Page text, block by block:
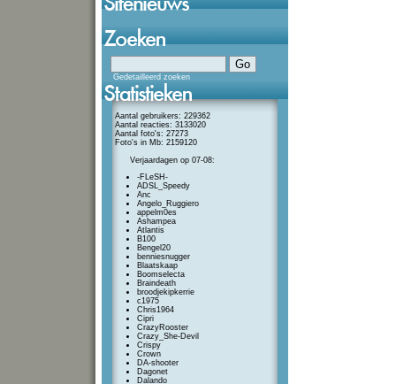
Gedetailleerd zoeken
Aantal gebruikers: 229362
Aantal reacties: 3133020
Aantal foto's: 27273
Foto's in Mb: 2159120
Verjaardagen op 07-08:
-FLeSH-
ADSL_Speedy
Anc
Angelo_Ruggiero
appelm0es
Ashampea
Atlantis
B100
Bengel20
benniesnugger
Blaatskaap
Boomselecta
Braindeath
broodjekipkerrie
c1975
Chris1964
Cipri
CrazyRooster
Crazy_She-Devil
Crispy
Crown
DA-shooter
Dagonet
Dalando